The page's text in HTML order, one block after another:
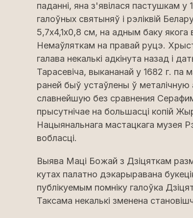
паданні, яна з'явілася пастушкам
галоўных святыняў і рэліквій
5,7х4,1х0,8 см, на адным баку
Немаўляткам на правай руцэ.
галава некалькі адкінута назад і
Тарасевіча, выкананай у 1682 г.
раней быў устаўлены ў
славнейшую без сравнения
прысутнічае на большасці копій
Нацыянальнага мастацкага музея
вобласці.
Выява Маці Божай з Дзіцяткам
кутах палатно дэкарыравана
публікуемым помніку галоўка
Таксама некалькі зменена